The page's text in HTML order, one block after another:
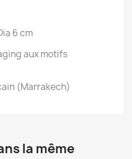
6 cm
aux motifs
(Marrakech)
la même